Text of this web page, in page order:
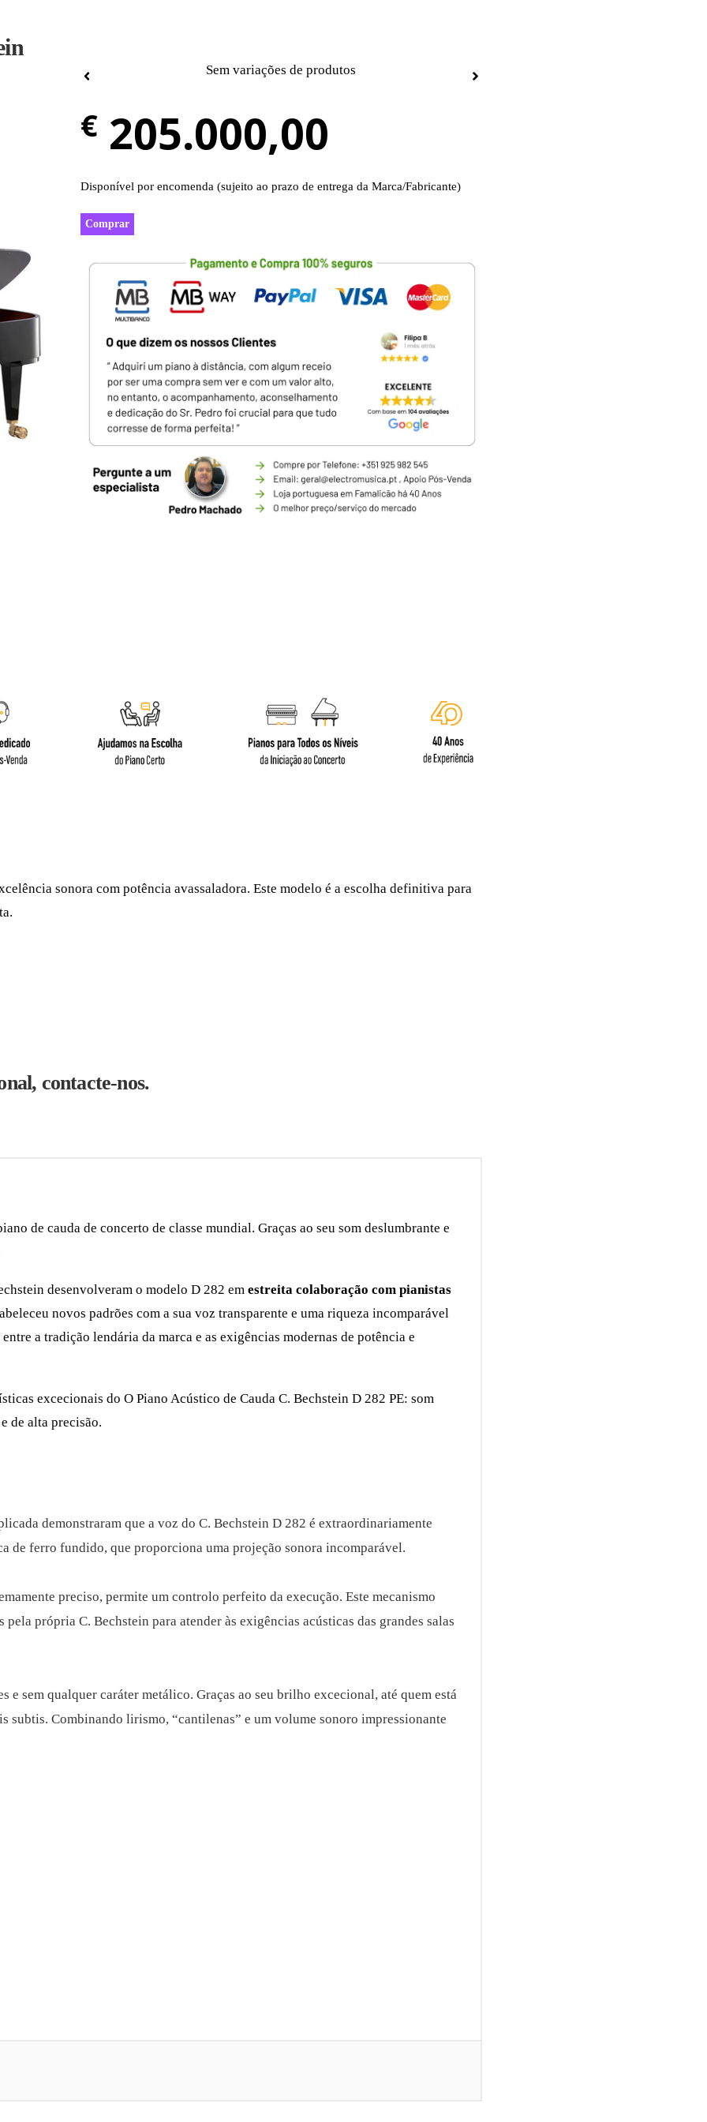
Sem variações de produtos
€205.000,00
Disponível por encomenda (sujeito ao prazo de entrega da Marca/Fabricante)
Comprar
sonora com potência avassaladora. Este modelo é a escolha definitiva para
contacte-nos.
de cauda de concerto de classe mundial. Graças ao seu som deslumbrante e
desenvolveram o modelo D 282 em estreita colaboração com pianistas
novos padrões com a sua voz transparente e uma riqueza incomparável
a tradição lendária da marca e as exigências modernas de potência e
excecionais do O Piano Acústico de Cauda C. Bechstein D 282 PE: som
de alta precisão.
demonstraram que a voz do C. Bechstein D 282 é extraordinariamente
de ferro fundido, que proporciona uma projeção sonora incomparável.
preciso, permite um controlo perfeito da execução. Este mecanismo
própria C. Bechstein para atender às exigências acústicas das grandes salas
e sem qualquer caráter metálico. Graças ao seu brilho excecional, até quem está
subtis. Combinando lirismo, “cantilenas” e um volume sonoro impressionante